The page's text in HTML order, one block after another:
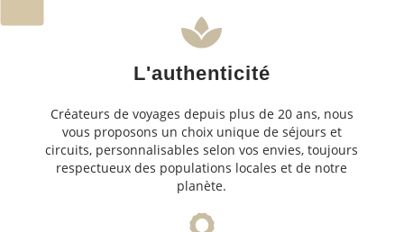
L'authenticité
Créateurs de voyages depuis plus de 20 ans, nous
vous proposons un choix unique de séjours et
circuits, personnalisables selon vos envies, toujours
respectueux des populations locales et de notre
planète.